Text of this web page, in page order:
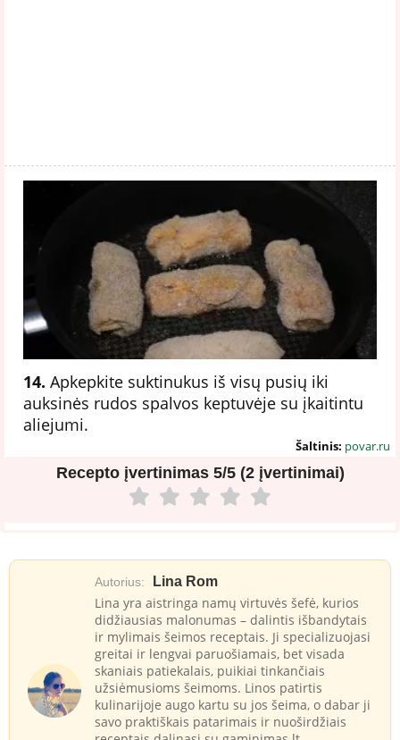
14. Apkepkite suktinukus iš visų pusių iki
auksinės rudos spalvos keptuvėje su įkaitintu
aliejumi.
Šaltinis: povar.ru
Recepto įvertinimas 5/5 (2 įvertinimai)
Autorius: Lina Rom
Lina yra aistringa namų virtuvės šefė, kurios
didžiausias malonumas – dalintis išbandytais
ir mylimais šeimos receptais. Ji specializuojasi
greitai ir lengvai paruošiamais, bet visada
skaniais patiekalais, puikiai tinkančiais
užsiėmusioms šeimoms. Linos patirtis
kulinarijoje augo kartu su jos šeima, o dabar ji
savo praktiškais patarimais ir nuoširdžiais